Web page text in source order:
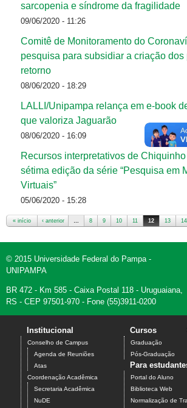
sarcopenia e síndrome da fragilidade
09/06/2020 - 11:26
Comitê de Monitoramento do
pesquisa para subsidiar a criação dos
retorno
08/06/2020 - 18:29
LALLI/Unipampa relança em e-book
que valoriza Jaguarão
08/06/2020 - 16:09
Recursos interpretativos de
sétima edição da série “Pesquisa em
Virtuais”
05/06/2020 - 15:28
« início ‹ anterior … 8 9 10 11 12 13 14
© 2015 Universidade Federal do Pampa -
UNIPAMPA
BR 472 - Km 585 - Caixa Postal 118 - Uruguaiana,
RS - CEP 97501-970 - Fone (55)3911-0200
Institucional
Conselho de Campus
Agenda de Reuniões
Atas
Coordenação Acadêmica
Secretaria Acadêmica
NuDE
Cursos
Graduação
Pós-Graduação
Para
Portal do Aluno
Biblioteca Web
Normalização de